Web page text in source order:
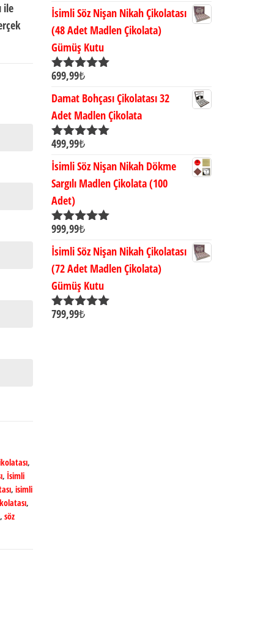
ile
,
, İsimli
, isimli
,
, söz
İsimli Söz Nişan Nikah Çikolatası
(48 Adet Madlen Çikolata)
Gümüş Kutu
5 üzerinden
699,99₺
Damat Bohçası Çikolatası 32
Adet Madlen Çikolata
5 üzerinden
499,99₺
İsimli Söz Nişan Nikah Dökme
Sargılı Madlen Çikolata (100
Adet)
5 üzerinden
999,99₺
İsimli Söz Nişan Nikah Çikolatası
(72 Adet Madlen Çikolata)
Gümüş Kutu
5 üzerinden
799,99₺